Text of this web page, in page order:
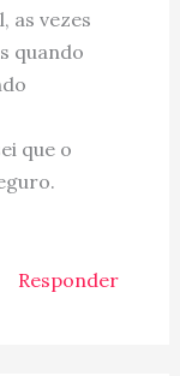
as vezes
quando
que o
Responder